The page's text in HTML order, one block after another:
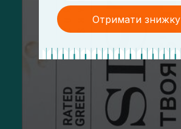
Отримати знижку